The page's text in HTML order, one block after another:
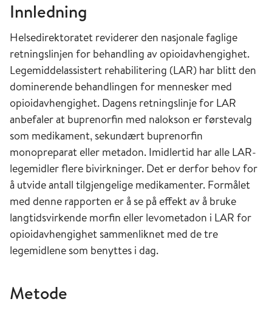
Innledning
Helsedirektoratet reviderer den nasjonale faglige
retningslinjen for behandling av opioidavhengighet.
Legemiddelassistert rehabilitering (LAR) har blitt den
dominerende behandlingen for mennesker med
opioidavhengighet. Dagens retningslinje for LAR
anbefaler at buprenorfin med nalokson er førstevalg
som medikament, sekundært buprenorfin
monopreparat eller metadon. Imidlertid har alle LAR-
legemidler flere bivirkninger. Det er derfor behov for
å utvide antall tilgjengelige medikamenter. Formålet
med denne rapporten er å se på effekt av å bruke
langtidsvirkende morfin eller levometadon i LAR for
opioidavhengighet sammenliknet med de tre
legemidlene som benyttes i dag.
Metode